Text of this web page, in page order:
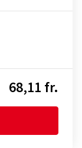
68,11 fr.